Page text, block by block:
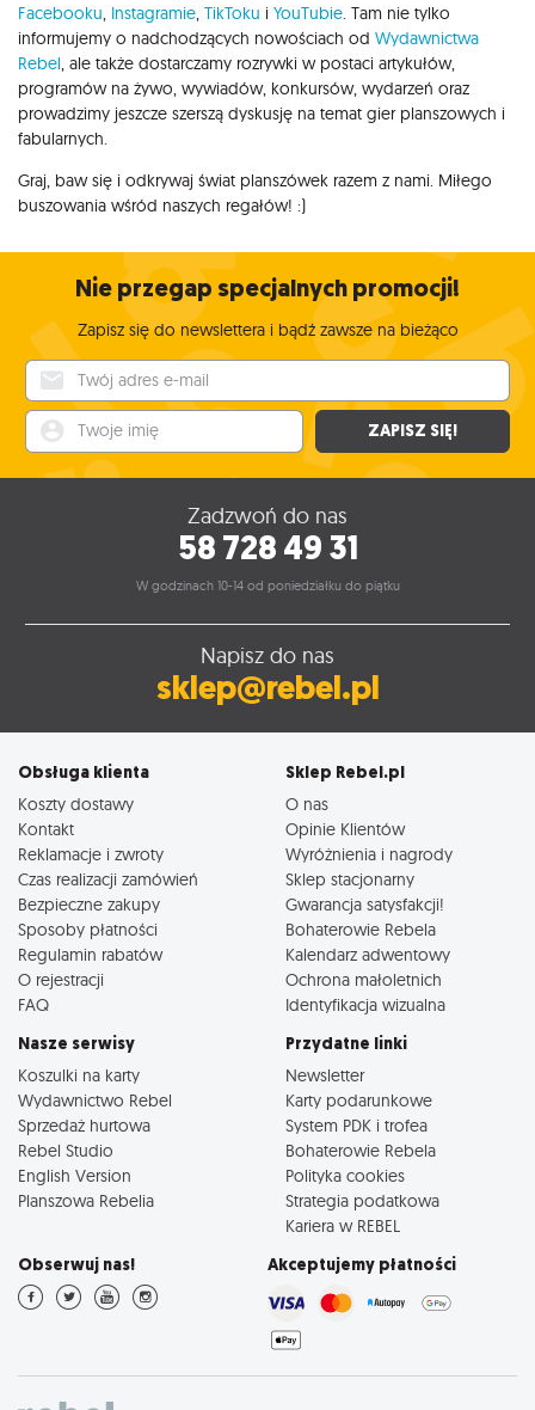
Facebooku, Instagramie, TikToku i YouTubie. Tam nie tylko
informujemy o nadchodzących nowościach od Wydawnictwa
Rebel, ale także dostarczamy rozrywki w postaci artykułów,
programów na żywo, wywiadów, konkursów, wydarzeń oraz
prowadzimy jeszcze szerszą dyskusję na temat gier planszowych i
fabularnych.
Graj, baw się i odkrywaj świat planszówek razem z nami. Miłego
buszowania wśród naszych regałów! :)
Nie przegap specjalnych promocji!
Zapisz się do newslettera i bądź zawsze na bieżąco
ZAPISZ SIĘ!
Zadzwoń do nas
58 728 49 31
W godzinach 10-14 od poniedziałku do piątku
Napisz do nas
sklep@rebel.pl
Obsługa klienta
Koszty dostawy
Kontakt
Reklamacje i zwroty
Czas realizacji zamówień
Bezpieczne zakupy
Sposoby płatności
Regulamin rabatów
O rejestracji
FAQ
Sklep Rebel.pl
O nas
Opinie Klientów
Wyróżnienia i nagrody
Sklep stacjonarny
Gwarancja satysfakcji!
Bohaterowie Rebela
Kalendarz adwentowy
Ochrona małoletnich
Identyfikacja wizualna
Nasze serwisy
Koszulki na karty
Wydawnictwo Rebel
Sprzedaż hurtowa
Rebel Studio
English Version
Planszowa Rebelia
Przydatne linki
Newsletter
Karty podarunkowe
System PDK i trofea
Bohaterowie Rebela
Polityka cookies
Strategia podatkowa
Kariera w REBEL
Obserwuj nas! Akceptujemy płatności